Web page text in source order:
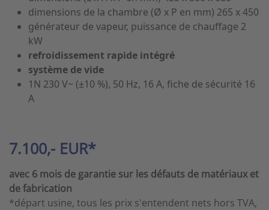
dimensions de la chambre (Ø x P en mm) 265 x 450
générateur de vapeur, puissance de chauffage 2
kW
refroidissement rapide intégré
système de vide
1N 230 V~ (±10 %), 50 Hz, 16 A, fiche de sécurité 16
A
7.100,- EUR*
avec 6 mois de garantie sur les défauts de matériaux et
de fabrication
*départ usine, tous les prix s'entendent nets hors TVA,